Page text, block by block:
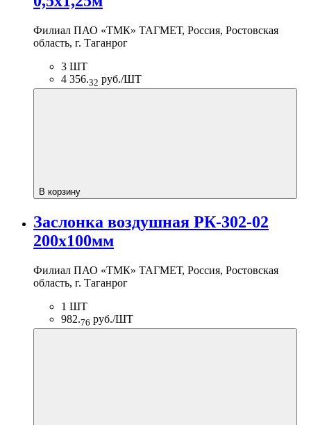
Филиал ПАО «ТМК» ТАГМЕТ, Россия, Ростовская
область, г. Таганрог
3 ШТ
4 356.32 руб./ШТ
В корзину
Заслонка воздушная РК-302-02
200х100мм
Филиал ПАО «ТМК» ТАГМЕТ, Россия, Ростовская
область, г. Таганрог
1 ШТ
982.76 руб./ШТ